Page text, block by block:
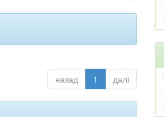
назад 1 далі